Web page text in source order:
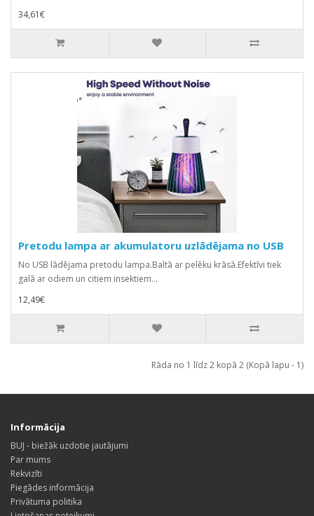
34,61€
Pretodu lampa ar akumulatoru uzlādējama no USB
No USB lādējama pretodu lampa.Baltā ar pelēku krāsā.Efektīvi tiek
galā ar odiem un citiem insektiem...
12,49€
Rāda no 1 līdz 2 kopā 2 (Kopā lapu - 1)
Informācija
BUJ - biežāk uzdotie jautājumi
Par mums
Rekvizīti
Piegādes informācija
Privātuma politika